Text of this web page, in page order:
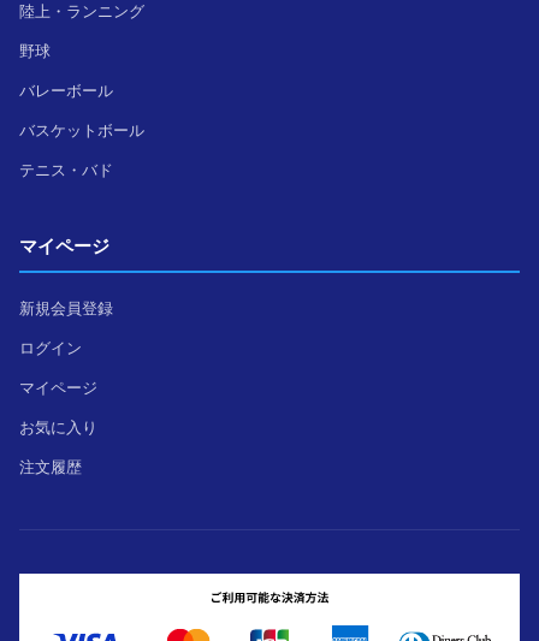
陸上・ランニング
野球
バレーボール
バスケットボール
テニス・バド
マイページ
新規会員登録
ログイン
マイページ
お気に入り
注文履歴